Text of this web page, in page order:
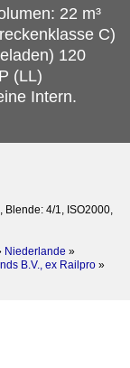
22 m³
C)
120
(LL)
Intern.
Blende: 4/1, ISO2000,
Niederlande »
B.V., ex Railpro »